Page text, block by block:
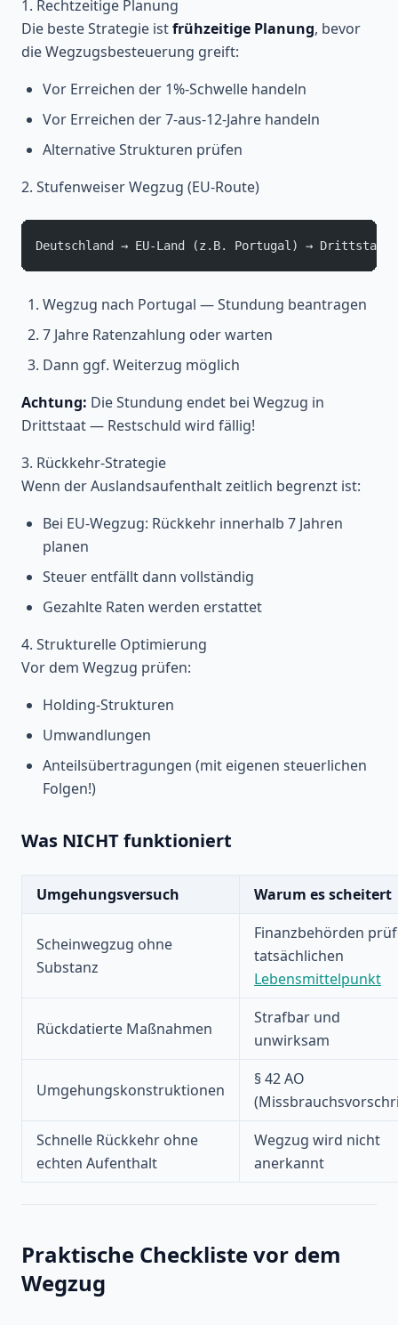
1. Rechtzeitige Planung
Die beste Strategie istfrühzeitige Planung, bevor
die Wegzugsbesteuerung greift:
Vor Erreichen der 1%-Schwelle handeln
Vor Erreichen der 7-aus-12-Jahre handeln
Alternative Strukturen prüfen
2. Stufenweiser Wegzug (EU-Route)
Deutschland → EU-Land (z.B. Portugal) → Drittstaat
Wegzug nach Portugal — Stundung beantragen
7 Jahre Ratenzahlung oder warten
Dann ggf. Weiterzug möglich
Achtung: Die Stundung endet bei Wegzug in
Drittstaat — Restschuld wird fällig!
3. Rückkehr-Strategie
Wenn der Auslandsaufenthalt zeitlich begrenzt ist:
Bei EU-Wegzug: Rückkehr innerhalb 7 Jahren
planen
Steuer entfällt dann vollständig
Gezahlte Raten werden erstattet
4. Strukturelle Optimierung
Vor dem Wegzug prüfen:
Holding-Strukturen
Umwandlungen
Anteilsübertragungen (mit eigenen steuerlichen
Folgen!)
Was NICHT funktioniert
Umgehungsversuch Warum es scheitert
Scheinwegzug ohne
Substanz
Finanzbehörden
tatsächlichen
Lebensmittelpunkt
Rückdatierte Maßnahmen
Strafbar und
unwirksam
Umgehungskonstruktionen
§ 42 AO
Schnelle Rückkehr ohne
echten Aufenthalt
Wegzug wird nicht
anerkannt
Praktische Checkliste vor dem
Wegzug